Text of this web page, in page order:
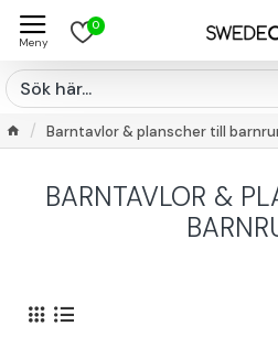
0
Barntavlor & planscher till
BARNTAVLOR &